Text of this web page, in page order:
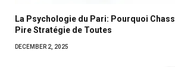
La Psychologie du Pari: Pourquoi
Pire Stratégie de Toutes
DECEMBER 2, 2025